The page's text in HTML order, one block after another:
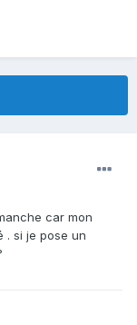
car mon
. si je pose un